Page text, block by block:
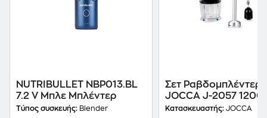
NUTRIBULLET NBP013.BL
7.2 V Μπλε Μπλέντερ
Τύπος συσκευής: Blender
Σετ Ραβδομπλέντερ
JOCCA J-2057 1200
Ασημί
Κατασκευαστής: JOCCA